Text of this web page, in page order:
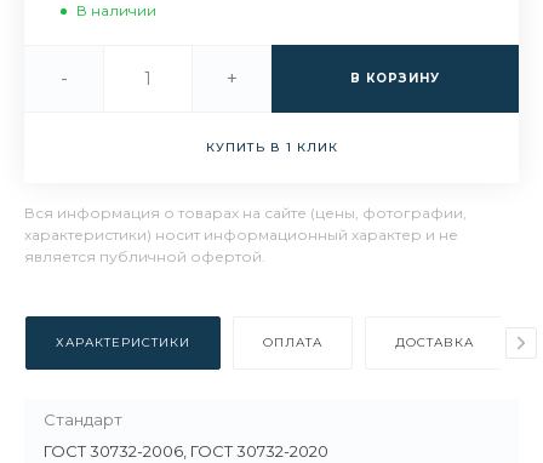
В наличии
- + В КОРЗИНУ
КУПИТЬ В 1 КЛИК
Вся информация о товарах на сайте (цены, фотографии,
характеристики) носит информационный характер и не
является публичной офертой.
ХАРАКТЕРИСТИКИ ОПЛАТА ДОСТАВКА
Стандарт
ГОСТ 30732-2006, ГОСТ 30732-2020